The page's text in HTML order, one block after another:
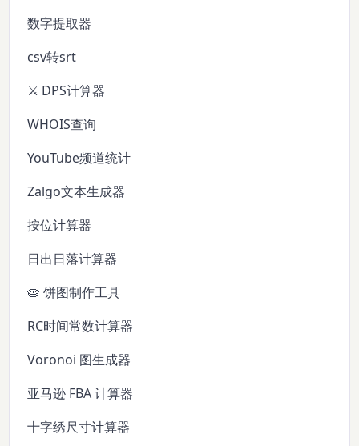
数字提取器
csv转srt
⚔️ DPS计算器
WHOIS查询
YouTube频道统计
Zalgo文本生成器
按位计算器
日出日落计算器
🥧 饼图制作工具
RC时间常数计算器
Voronoi 图生成器
亚马逊 FBA 计算器
十字绣尺寸计算器